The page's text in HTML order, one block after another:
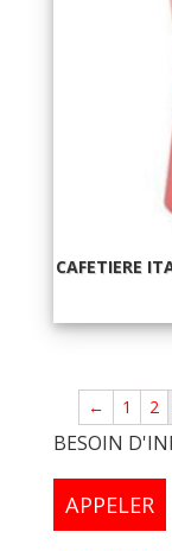
CAFETIERE
← 1 2
BESOIN
APPELER